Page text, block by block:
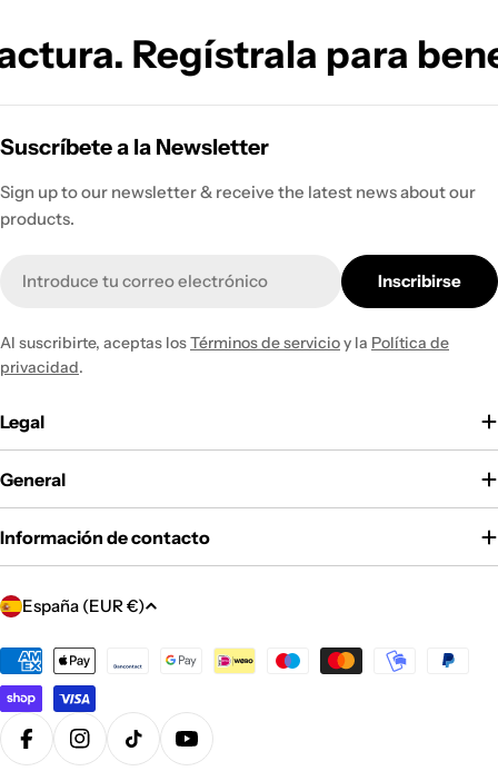
Regístrala para
Suscríbete a la Newsletter
Sign up to our newsletter & receive the latest news about our
products.
electrónico
Inscribirse
Al suscribirte, aceptas losTérminos de servicioy la Política de
privacidad.
Legal
General
Información de contacto
P
í
s
/
r
España (EUR €)
Métodos
de
pago
FacebookInstagramTiktokYouTube